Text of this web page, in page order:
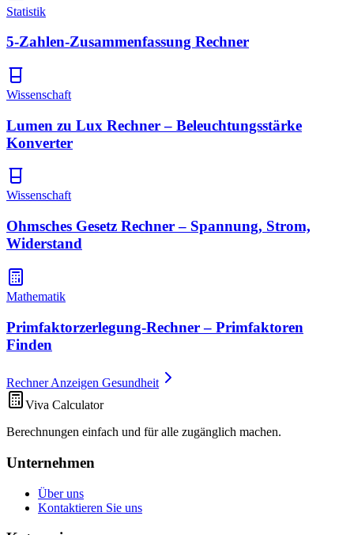
Statistik
5-Zahlen-Zusammenfassung Rechner
Wissenschaft
Lumen zu Lux Rechner – Beleuchtungsstärke
Konverter
Wissenschaft
Ohmsches Gesetz Rechner – Spannung, Strom,
Widerstand
Mathematik
Primfaktorzerlegung-Rechner – Primfaktoren
Finden
Rechner Anzeigen Gesundheit
Viva Calculator
Berechnungen einfach und für alle zugänglich machen.
Unternehmen
Über uns
Kontaktieren Sie uns